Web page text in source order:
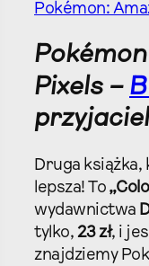
Pokémon:
Pixels –
Druga książka,
lepsza! To
wydawnictwa
tylko, 23 zł, i
znajdziemy